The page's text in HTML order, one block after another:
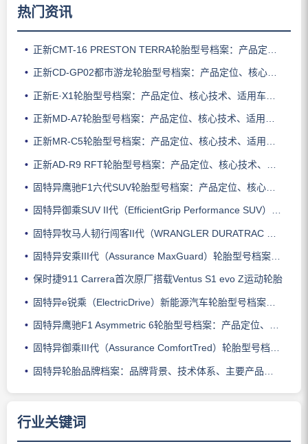
热门资讯
正新CMT-16 PRESTON TERRA轮胎型号档案：产品定位、核心技术、适用车型与使用场景
正新CD-GP02都市游龙轮胎型号档案：产品定位、核心技术、适用车型与使用场景
正新E·X1轮胎型号档案：产品定位、核心技术、适用车型与使用场景
正新MD-A7轮胎型号档案：产品定位、核心技术、适用车型与使用场景
正新MR-C5轮胎型号档案：产品定位、核心技术、适用车型与使用场景
正新AD-R9 RFT轮胎型号档案：产品定位、核心技术、适用车型与使用场景
固特异鹰驰F1六代SUV轮胎型号档案：产品定位、核心技术、适用车型与使用场景
固特异御乘SUV II代（EfficientGrip Performance SUV）轮胎型号档案：产品定位、核心技术、适用车型与使用场景
固特异牧马人韧行闯客II代（WRANGLER DURATRAC RT）轮胎型号档案：产品定位、核心技术、适用车型与使用场景
固特异安乘III代（Assurance MaxGuard）轮胎型号档案：产品定位、核心技术、适用车型与使用场景
保时捷911 Carrera首次原厂搭载Ventus S1 evo Z运动轮胎
固特异e锐乘（ElectricDrive）新能源汽车轮胎型号档案：产品定位、核心技术、适用车型与使用场景
固特异鹰驰F1 Asymmetric 6轮胎型号档案：产品定位、核心技术、适用车型与使用场景
固特异御乘III代（Assurance ComfortTred）轮胎型号档案：产品定位、核心技术、适用车型与使用场景
固特异轮胎品牌档案：品牌背景、技术体系、主要产品系列与适用场景
行业关键词